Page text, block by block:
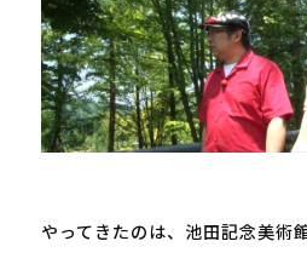
やってきたのは、池田記念美術館